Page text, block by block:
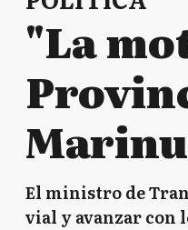
"La
El ministro de
vial y avanzar con